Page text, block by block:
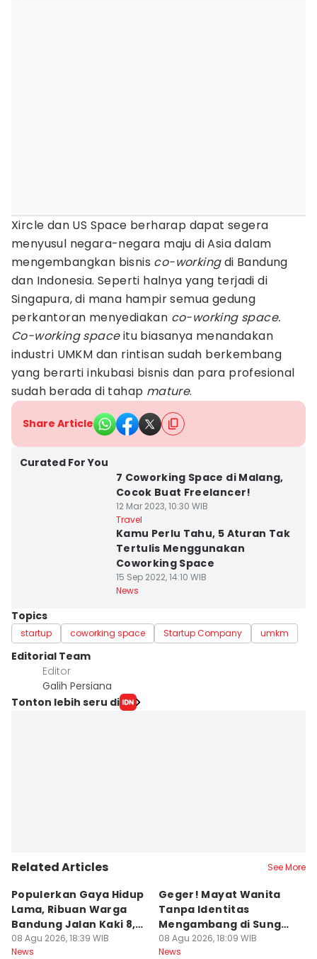
Xircle dan US Space berharap dapat segera
menyusul negara-negara maju di Asia dalam
mengembangkan bisnis co-workingdi Bandung
dan Indonesia. Seperti halnya yang terjadi di
Singapura, di mana hampir semua gedung
perkantoran menyediakan co-working space.
Co-working spaceitu biasanya menandakan
industri UMKM dan rintisan sudah berkembang
yang berarti inkubasi bisnis dan para profesional
sudah berada di tahap mature.
Share Article
Curated For You
7 Coworking Space di Malang,
Cocok Buat Freelancer!
12 Mar 2023, 10:30 WIB
Travel
Kamu Perlu Tahu, 5 Aturan Tak
Tertulis Menggunakan
Coworking Space
15 Sep 2022, 14:10 WIB
News
Topics
startup coworking space Startup Company umkm
Editorial Team
Editor
Galih Persiana
Tonton lebih seru di
Related Articles See More
Populerkan Gaya Hidup
Lama, Ribuan Warga
Bandung Jalan Kaki 8,8
Km
08 Agu 2026, 18:39 WIB
News
Geger! Mayat Wanita
Tanpa Identitas
Mengambang di Sungai
Cibatu
08 Agu 2026, 18:09 WIB
News